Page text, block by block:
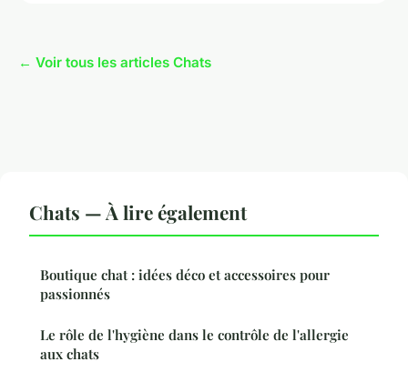
← Voir tous les articles Chats
Chats — À lire également
Boutique chat : idées déco et accessoires pour
passionnés
Le rôle de l'hygiène dans le contrôle de l'allergie
aux chats